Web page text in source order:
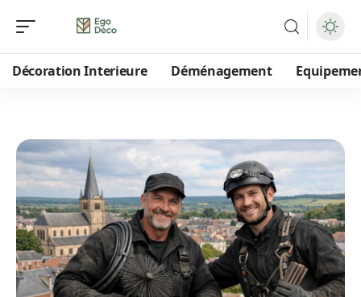
Décoration Interieure Déménagement